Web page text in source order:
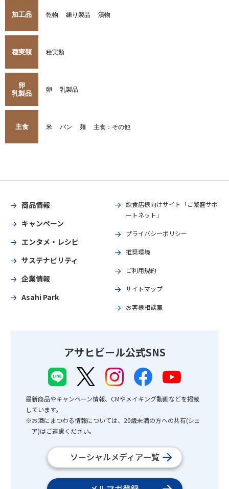
加工品 乾物 練り製品 漬物
種実類 種実類
卵
乳製品
卵 乳製品
主食 米 パン 麺 主食：その他
商品情報
キャンペーン
エンタメ・レシピ
サステナビリティ
企業情報
Asahi Park
飲食店様向けサイト「ご繁盛サポ
ートネット」
プライバシーポリシー
推奨環境
ご利用規約
サイトマップ
お客様相談室
アサヒビール公式SNS
最新商品やキャンペーン情報、CMやメイキング動画などを掲載
しています。
※お酒にまつわる情報については、20歳未満の方への共有(シェ
ア)はご遠慮ください。
ソーシャルメディア一覧